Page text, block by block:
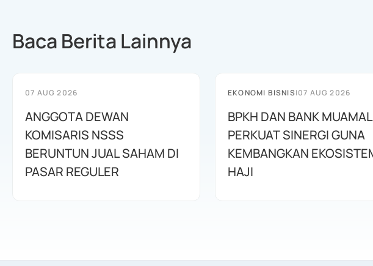
Baca Berita Lainnya
07 AUG 2026
ANGGOTA DEWAN
KOMISARIS NSSS
BERUNTUN JUAL SAHAM DI
PASAR REGULER
EKONOMI BISNIS|07 AUG 2026
BPKH DAN BANK
PERKUAT SINERGI GUNA
KEMBANGKAN
HAJI